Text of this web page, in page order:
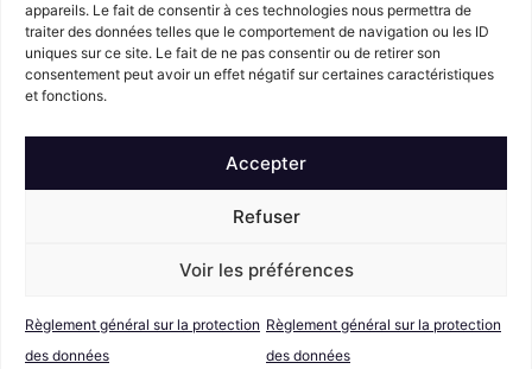
appareils. Le fait de consentir à ces technologies nous permettra de
traiter des données telles que le comportement de navigation ou les ID
uniques sur ce site. Le fait de ne pas consentir ou de retirer son
consentement peut avoir un effet négatif sur certaines caractéristiques
et fonctions.
Accepter
Refuser
Voir les préférences
Règlement général sur la protection
des données
Règlement général sur la protection
des données
S'abonner
Suivez l'actualité du Rucher créatif
Créatif
Mentions légales
Conditions générales de vente RGPD